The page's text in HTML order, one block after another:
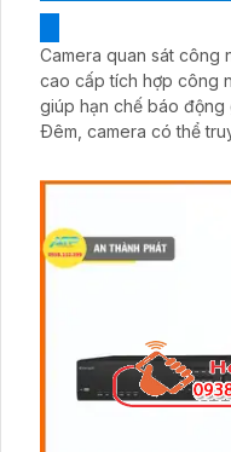
Camera quan sát công
cao cấp tích hợp công
giúp hạn chế báo động giả. Với chức năng Có
Ðêm, camera có thể